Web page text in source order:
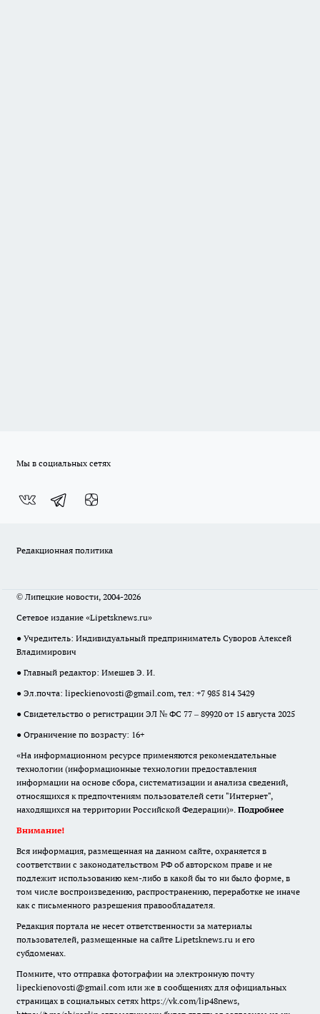
Мы в социальных сетях
Редакционная политика
© Липецкие новости, 2004-2026
Сетевое издание «Lipetsknews.ru»
● Учредитель: Индивидуальный предприниматель Суворов Алексей
Владимирович
● Главный редактор: Имешев Э. И.
● Эл.почта: lipeckienovosti@gmail.com, тел: +7 985 814 3429
● Свидетельство о регистрации ЭЛ № ФС 77 – 89920 от 15 августа 2025
● Ограничение по возрасту: 16+
«На информационном ресурсе применяются рекомендательные
технологии (информационные технологии предоставления
информации на основе сбора, систематизации и анализа сведений,
относящихся к предпочтениям пользователей сети "Интернет",
находящихся на территории Российской Федерации)». Подробнее
Внимание!
Вся информация, размещенная на данном сайте, охраняется в
соответствии с законодательством РФ об авторском праве и не
подлежит использованию кем-либо в какой бы то ни было форме, в
том числе воспроизведению, распространению, переработке не иначе
как с письменного разрешения правообладателя.
Редакция портала не несет ответственности за материалы
пользователей, размещенные на сайте Lipetsknews.ru и его
субдоменах.
Помните, что отправка фотографии на электронную почту
lipeckienovosti@gmail.com или же в сообщениях для официальных
страницах в социальных сетях https://vk.com/lip48news,